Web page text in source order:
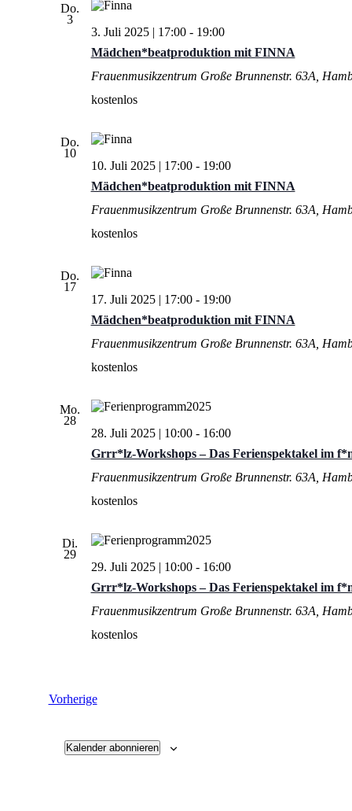
Do.
3
Mädchen*beatproduktion mit FINNA
3. Juli 2025 | 17:00- 19:00
Frauenmusikzentrum Große Brunnenstr. 63A,
kostenlos
Do.
10
Mädchen*beatproduktion mit FINNA
10. Juli 2025 | 17:00- 19:00
Frauenmusikzentrum Große Brunnenstr. 63A,
kostenlos
Do.
17
Mädchen*beatproduktion mit FINNA
17. Juli 2025 | 17:00- 19:00
Frauenmusikzentrum Große Brunnenstr. 63A,
kostenlos
Mo.
28
Grrr*lz-Workshops – Das Ferienspektakel im
28. Juli 2025 | 10:00- 16:00
Frauenmusikzentrum Große Brunnenstr. 63A,
kostenlos
Di.
29
Grrr*lz-Workshops – Das Ferienspektakel im
29. Juli 2025 | 10:00- 16:00
Frauenmusikzentrum Große Brunnenstr. 63A,
kostenlos
VorherigeVeranstaltungen
Kalender abonnieren